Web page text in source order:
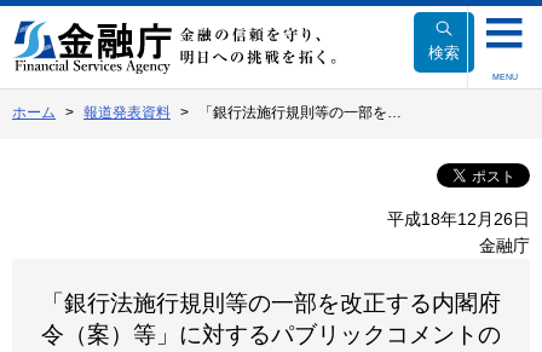
文
へ
動
検索
MENU
ホーム 報道発表資料 「銀行法施行規則等の一部を…
平成18年12月26日
金融庁
「銀行法施行規則等の一部を改正する内閣府
令（案）等」に対するパブリックコメントの